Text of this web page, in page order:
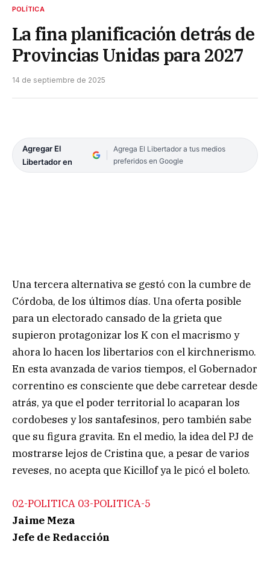
POLÍTICA
La fina planificación detrás de
Provincias Unidas para 2027
14 de septiembre de 2025
Agregar El
Libertador en
Agrega El Libertador a tus medios
preferidos en Google
Una tercera alternativa se gestó con la cumbre de
Córdoba, de los últimos días. Una oferta posible
para un electorado cansado de la grieta que
supieron protagonizar los K con el macrismo y
ahora lo hacen los libertarios con el kirchnerismo.
En esta avanzada de varios tiempos, el Gobernador
correntino es consciente que debe carretear desde
atrás, ya que el poder territorial lo acaparan los
cordobeses y los santafesinos, pero también sabe
que su figura gravita. En el medio, la idea del PJ de
mostrarse lejos de Cristina que, a pesar de varios
reveses, no acepta que Kicillof ya le picó el boleto.
02-POLITICA 03-POLITICA-5
Jaime Meza
Jefe de Redacción